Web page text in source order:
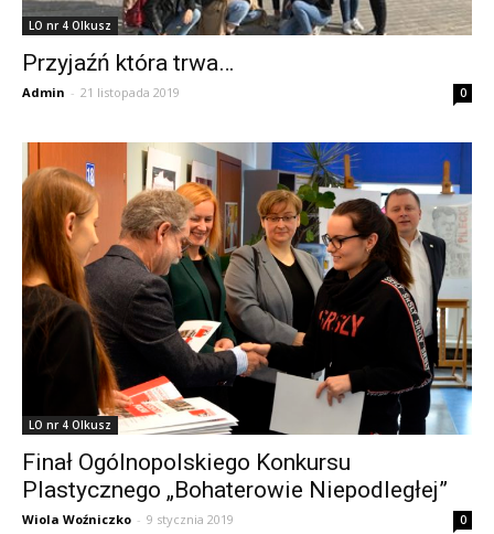
LO nr 4 Olkusz
Przyjaźń która trwa…
Admin - 21 listopada 2019 0
LO nr 4 Olkusz
Finał Ogólnopolskiego Konkursu
Plastycznego „Bohaterowie Niepodległej”
Wiola Woźniczko - 9 stycznia 2019 0